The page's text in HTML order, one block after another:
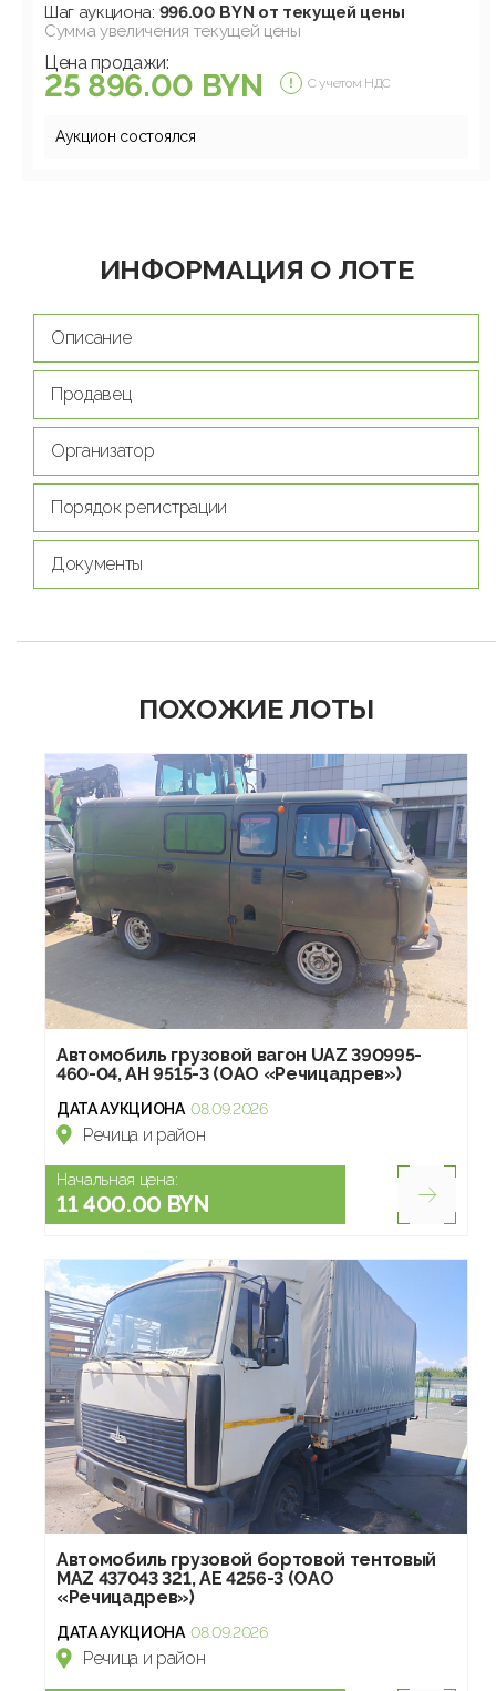
Шаг аукциона: 996.00 BYN от текущей цены
Сумма увеличения текущей цены
Цена продажи:
25 896.00 BYN С учетом НДС
Аукцион состоялся
ИНФОРМАЦИЯ О ЛОТЕ
Описание
Продавец
Организатор
Порядок регистрации
Документы
ПОХОЖИЕ ЛОТЫ
Автомобиль грузовой вагон UAZ 390995-
460-04, АН 9515-3 (ОАО «Речицадрев»)
ДАТА АУКЦИОНА 08.09.2026
Речица и район
Начальная цена:
11 400.00 BYN
Автомобиль грузовой бортовой тентовый
МАZ 437043 321, АЕ 4256-3 (ОАО
«Речицадрев»)
ДАТА АУКЦИОНА 08.09.2026
Речица и район